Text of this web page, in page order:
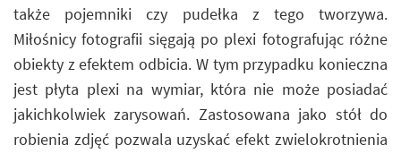
także pojemniki czy pudełka z tego tworzywa.
Miłośnicy fotografii sięgają po plexi fotografując różne
obiekty z efektem odbicia. W tym przypadku konieczna
jest płyta plexi na wymiar, która nie może posiadać
jakichkolwiek zarysowań. Zastosowana jako stół do
robienia zdjęć pozwala uzyskać efekt zwielokrotnienia